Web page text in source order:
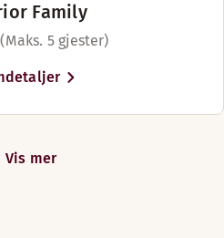
Family
5 gjester)
Vis mer